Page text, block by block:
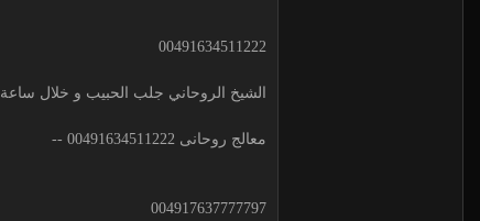
00491634511222
الشيخ الروحاني جلب الحبيب و خلال ساعة 00491634511222 لجلب الحبيب
معالج روحانى 00491634511222 --
004917637777797